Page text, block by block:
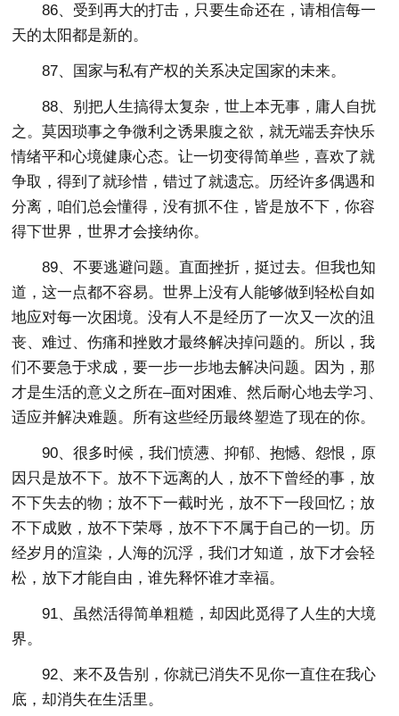
86、受到再大的打击，只要生命还在，请相信每一
天的太阳都是新的。
87、国家与私有产权的关系决定国家的未来。
88、别把人生搞得太复杂，世上本无事，庸人自扰
之。莫因琐事之争微利之诱果腹之欲，就无端丢弃快乐
情绪平和心境健康心态。让一切变得简单些，喜欢了就
争取，得到了就珍惜，错过了就遗忘。历经许多偶遇和
分离，咱们总会懂得，没有抓不住，皆是放不下，你容
得下世界，世界才会接纳你。
89、不要逃避问题。直面挫折，挺过去。但我也知
道，这一点都不容易。世界上没有人能够做到轻松自如
地应对每一次困境。没有人不是经历了一次又一次的沮
丧、难过、伤痛和挫败才最终解决掉问题的。所以，我
们不要急于求成，要一步一步地去解决问题。因为，那
才是生活的意义之所在–面对困难、然后耐心地去学习、
适应并解决难题。所有这些经历最终塑造了现在的你。
90、很多时候，我们愤懑、抑郁、抱憾、怨恨，原
因只是放不下。放不下远离的人，放不下曾经的事，放
不下失去的物；放不下一截时光，放不下一段回忆；放
不下成败，放不下荣辱，放不下不属于自己的一切。历
经岁月的渲染，人海的沉浮，我们才知道，放下才会轻
松，放下才能自由，谁先释怀谁才幸福。
91、虽然活得简单粗糙，却因此觅得了人生的大境
界。
92、来不及告别，你就已消失不见你一直住在我心
底，却消失在生活里。